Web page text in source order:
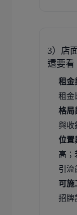
3）店
還要看
租金
租金
格局
與收
位置
高；
引流
可施
招牌